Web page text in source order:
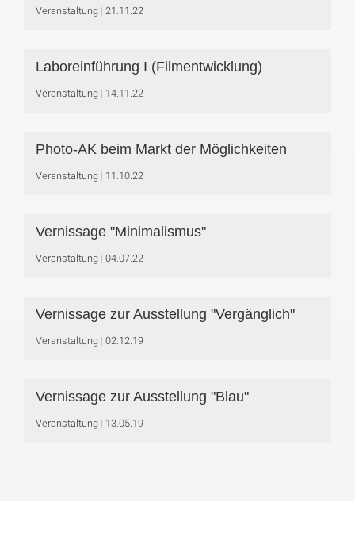
Veranstaltung 21.11.22
Laboreinführung I (Filmentwicklung)
Veranstaltung 14.11.22
Photo-AK beim Markt der Möglichkeiten
Veranstaltung 11.10.22
Vernissage "Minimalismus"
Veranstaltung 04.07.22
Vernissage zur Ausstellung "Vergänglich"
Veranstaltung 02.12.19
Vernissage zur Ausstellung "Blau"
Veranstaltung 13.05.19